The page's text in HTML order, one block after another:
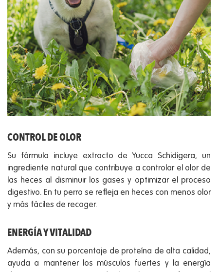
CONTROL DE OLOR
Su fórmula incluye extracto de Yucca Schidigera, un
ingrediente natural que contribuye a controlar el olor de
las heces al disminuir los gases y optimizar el proceso
digestivo. En tu perro se refleja en heces con menos olor
y más fáciles de recoger.
ENERGÍA Y VITALIDAD
Además, con su porcentaje de proteína de alta calidad,
ayuda a mantener los músculos fuertes y la energía